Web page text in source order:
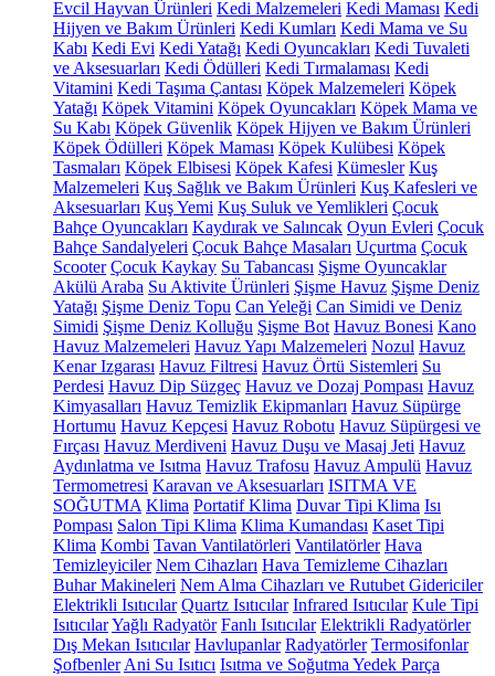
Evcil Hayvan Ürünleri Kedi Malzemeleri Kedi Maması Kedi
Hijyen ve Bakım Ürünleri Kedi Kumları Kedi Mama ve Su
Kabı Kedi Evi Kedi Yatağı Kedi Oyuncakları Kedi Tuvaleti
ve Aksesuarları Kedi Ödülleri Kedi Tırmalaması Kedi
Vitamini Kedi Taşıma Çantası Köpek Malzemeleri Köpek
Yatağı Köpek Vitamini Köpek Oyuncakları Köpek Mama ve
Su Kabı Köpek Güvenlik Köpek Hijyen ve Bakım Ürünleri
Köpek Ödülleri Köpek Maması Köpek Kulübesi Köpek
Tasmaları Köpek Elbisesi Köpek Kafesi Kümesler Kuş
Malzemeleri Kuş Sağlık ve Bakım Ürünleri Kuş Kafesleri ve
Aksesuarları Kuş Yemi Kuş Suluk ve Yemlikleri Çocuk
Bahçe Oyuncakları Kaydırak ve Salıncak Oyun Evleri Çocuk
Bahçe Sandalyeleri Çocuk Bahçe Masaları Uçurtma Çocuk
Scooter Çocuk Kaykay Su Tabancası Şişme Oyuncaklar
Akülü Araba Su Aktivite Ürünleri Şişme Havuz Şişme Deniz
Yatağı Şişme Deniz Topu Can Yeleği Can Simidi ve Deniz
Simidi Şişme Deniz Kolluğu Şişme Bot Havuz Bonesi Kano
Havuz Malzemeleri Havuz Yapı Malzemeleri Nozul Havuz
Kenar Izgarası Havuz Filtresi Havuz Örtü Sistemleri Su
Perdesi Havuz Dip Süzgeç Havuz ve Dozaj Pompası Havuz
Kimyasalları Havuz Temizlik Ekipmanları Havuz Süpürge
Hortumu Havuz Kepçesi Havuz Robotu Havuz Süpürgesi ve
Fırçası Havuz Merdiveni Havuz Duşu ve Masaj Jeti Havuz
Aydınlatma ve Isıtma Havuz Trafosu Havuz Ampulü Havuz
Termometresi Karavan ve Aksesuarları ISITMA VE
SOĞUTMA Klima Portatif Klima Duvar Tipi Klima Isı
Pompası Salon Tipi Klima Klima Kumandası Kaset Tipi
Klima Kombi Tavan Vantilatörleri Vantilatörler Hava
Temizleyiciler Nem Cihazları Hava Temizleme Cihazları
Buhar Makineleri Nem Alma Cihazları ve Rutubet Gidericiler
Elektrikli Isıtıcılar Quartz Isıtıcılar Infrared Isıtıcılar Kule Tipi
IsıtıcılarYağlı Radyatör Fanlı Isıtıcılar Elektrikli Radyatörler
Dış Mekan Isıtıcılar Havlupanlar Radyatörler Termosifonlar
Şofbenler Ani Su Isıtıcı Isıtma ve Soğutma Yedek Parça